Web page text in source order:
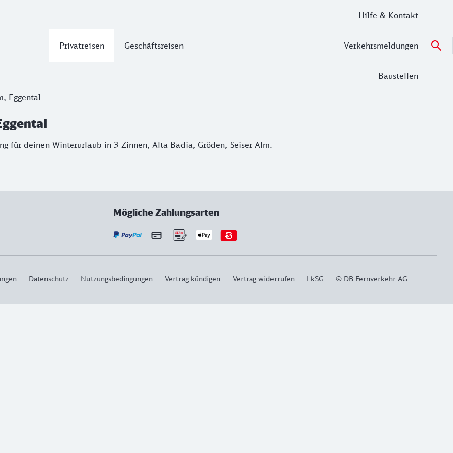
Privatreisen Geschäftsreisen
Hilfe & Kontakt
Verkehrsmeldungen
Baustellen
Eggental
für deinen Winterurlaub in 3 Zinnen, Alta Badia, Gröden, Seiser Alm.
Mögliche Zahlungsarten
Datenschutz Nutzungsbedingungen Vertrag kündigen Vertrag widerrufen LkSG © DB Fernverkehr AG